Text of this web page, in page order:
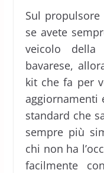
Sul
se avete
veicolo
bavarese,
kit che fa per
aggiornamenti
standard che
sempre più
chi non ha
facilmente